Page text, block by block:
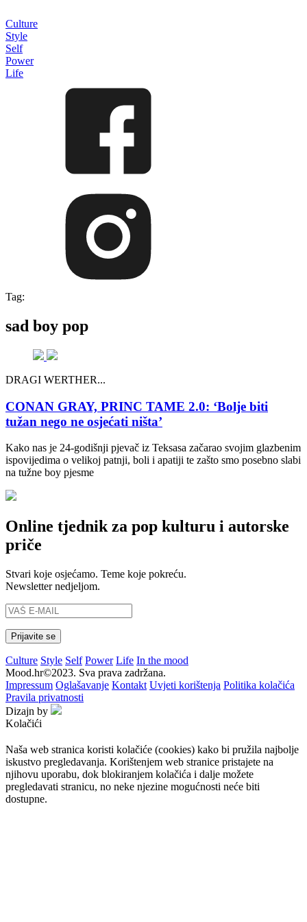
Culture
Style
Self
Power
Life
Tag:
sad boy pop
DRAGI WERTHER...
CONAN GRAY, PRINC TAME 2.0: ‘Bolje biti
tužan nego ne osjećati ništa’
Kako nas je 24-godišnji pjevač iz Teksasa začarao svojim glazbenim
ispovijedima o velikoj patnji, boli i apatiji te zašto smo posebno slabi
na tužne boy pjesme
Online tjednik za pop kulturu i autorske
priče
Stvari koje osjećamo. Teme koje pokreću.
Newsletter nedjeljom.
Culture Style Self Power Life In the mood
Mood.hr©2023. Sva prava zadržana.
Impressum Oglašavanje Kontakt Uvjeti korištenja Politika kolačića
Pravila privatnosti
Dizajn by
Kolačići
Naša web stranica koristi kolačiće (cookies) kako bi pružila najbolje
iskustvo pregledavanja. Korištenjem web stranice pristajete na
njihovu uporabu, dok blokiranjem kolačića i dalje možete
pregledavati stranicu, no neke njezine mogućnosti neće biti
dostupne.